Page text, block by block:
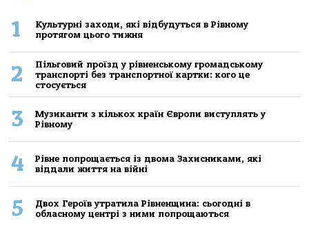
1
Культурні заходи, які відбудуться в Рівному
протягом цього тижня
2
Пільговий проїзд у рівненському громадському
транспорті без транспортної картки: кого це
стосується
3
Музиканти з кількох країн Європи виступлять у
Рівному
4
Рівне попрощається із двома Захисниками, які
віддали життя на війні
5
Двох Героїв утратила Рівненщина: сьогодні в
обласному центрі з ними попрощаються